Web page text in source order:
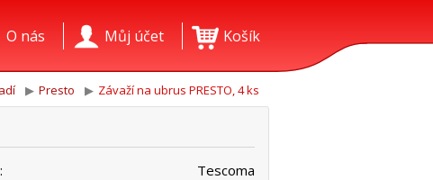
Košík
Můj účet
O nás
Presto Závaží na ubrus PRESTO, 4 ks
Tescoma